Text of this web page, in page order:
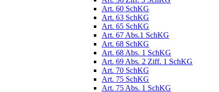
Art. 60 SchKG
Art. 63 SchKG
Art. 65 SchKG
Art. 67 Abs.1 SchKG
Art. 68 SchKG
Art. 68 Abs. 1 SchKG
Art. 69 Abs. 2 Ziff. 1 SchKG
Art. 70 SchKG
Art. 75 SchKG
Art. 75 Abs. 1 SchKG